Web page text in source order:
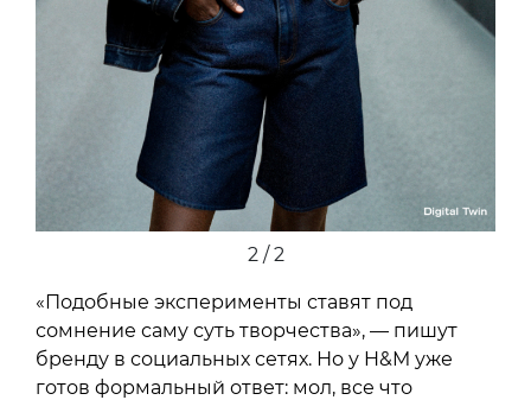
2 / 2
«Подобные эксперименты ставят под
сомнение саму суть творчества», — пишут
бренду в социальных сетях. Но у H&M уже
готов формальный ответ: мол, все что